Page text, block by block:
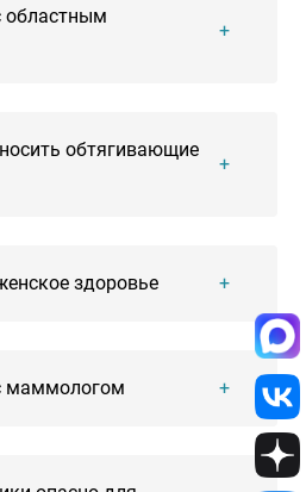
областным
обтягивающие
здоровье
маммологом